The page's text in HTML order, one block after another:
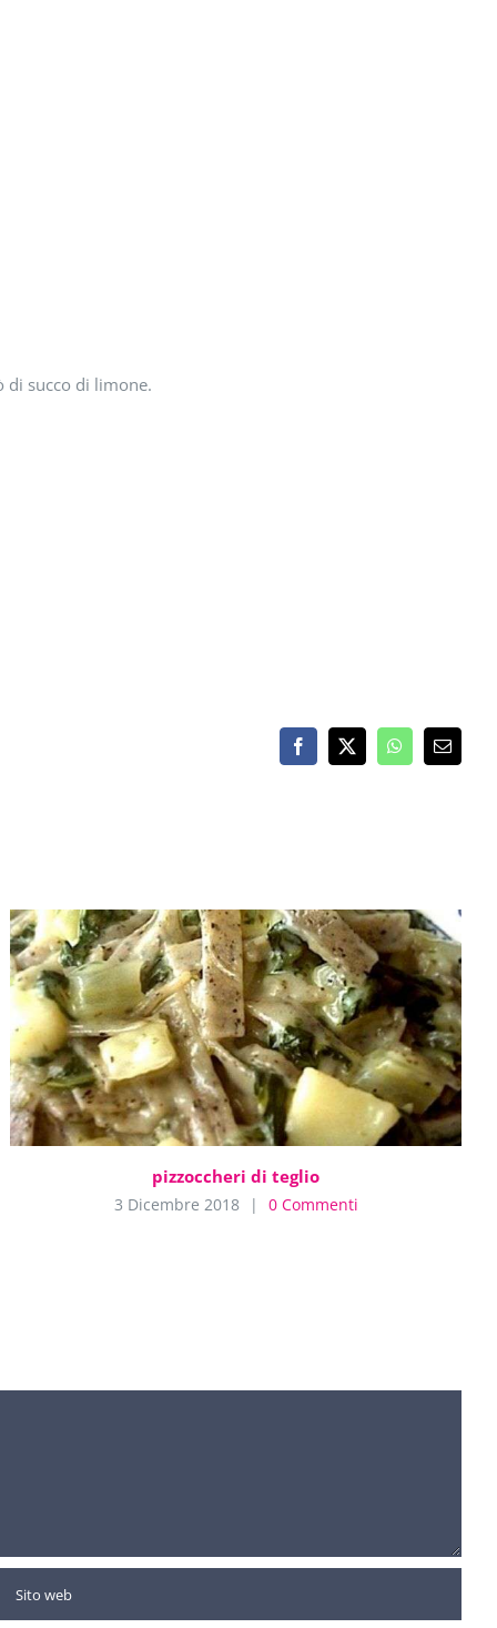
di succo di limone.
Facebook
X WhatsApp
Email
pizzoccheri di teglio
3 Dicembre 2018 | 0 Commenti